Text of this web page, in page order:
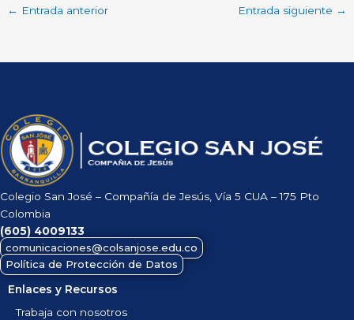
← Entrada anterior Entrada siguiente →
Colegio San José – Compañía de Jesús, Vía 5 CUA – 175 Pto
Colombia
(605) 4009133
comunicaciones@colsanjose.edu.co
Política de Protección de Datos
Enlaces y Recursos
Trabaja con nosotros